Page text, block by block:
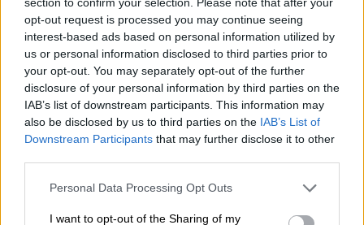
opt-out request is processed you may continue seeing
interest-based ads based on personal information utilized by
us or personal information disclosed to third parties prior to
your opt-out. You may separately opt-out of the further
disclosure of your personal information by third parties on the
IAB’s list of downstream participants. This information may
also be disclosed by us to third parties on the IAB’s List of
Downstream Participants that may further disclose it to other
Please note that this website/app uses one or more Google
not limited to your visit or usage behaviour. You may click to
Personal Data Processing Opt Outs
I want to opt-out of the Sharing of my
Ελλάδα 07.03.2019 16:05
Captain Marvel, InStyle, People & TV
ΕΘΝΟΣ εκτάκτως το Σάββατο (9/3)
Κάθε μήνα τα κόμικ με τους αγαπημένους